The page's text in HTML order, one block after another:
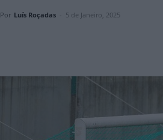
Por Luís Roçadas - 5 de Janeiro, 2025